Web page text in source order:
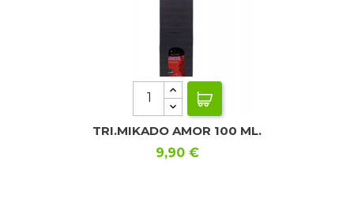
TRI.MIKADO AMOR 100 ML.
Precio
9,90 €